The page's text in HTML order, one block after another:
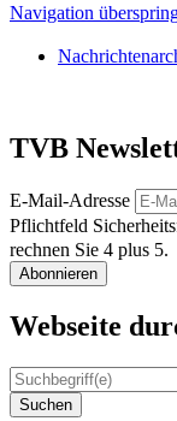
Navigation
TVB
E-Mail-Adresse
Pflichtfeld
rechnen Sie 4 plus 5.
Abonnieren
Webseite
Suchen